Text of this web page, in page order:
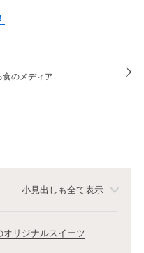
のメディア
小見出しも全て表示
リジナルスイーツ